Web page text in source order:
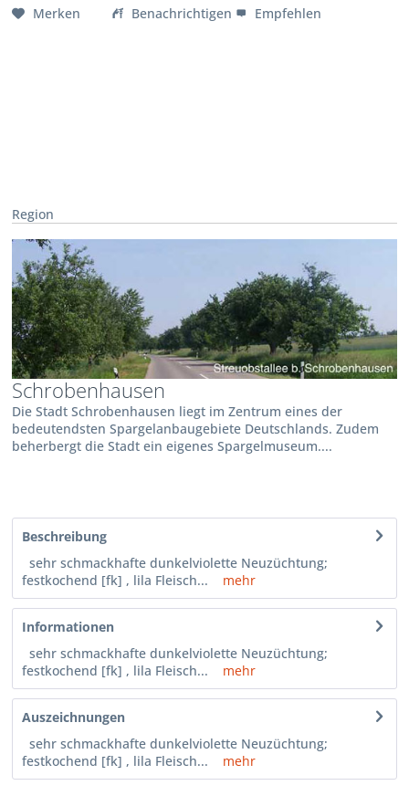
Merken
Benachrichtigen Empfehlen
Region
Schrobenhausen
Die Stadt Schrobenhausen liegt im Zentrum eines der
bedeutendsten Spargelanbaugebiete Deutschlands. Zudem
beherbergt die Stadt ein eigenes Spargelmuseum....
Beschreibung
sehr schmackhafte dunkelviolette Neuzüchtung;
festkochend [fk] , lila Fleisch...
mehr
Informationen
sehr schmackhafte dunkelviolette Neuzüchtung;
festkochend [fk] , lila Fleisch...
mehr
Auszeichnungen
sehr schmackhafte dunkelviolette Neuzüchtung;
festkochend [fk] , lila Fleisch...
mehr